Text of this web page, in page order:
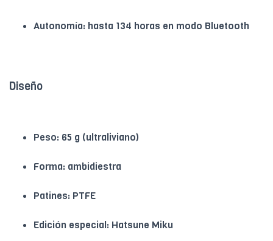
Autonomía: hasta 134 horas en modo Bluetooth
Diseño
Peso: 65 g (ultraliviano)
Forma: ambidiestra
Patines: PTFE
Edición especial: Hatsune Miku